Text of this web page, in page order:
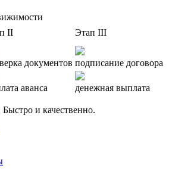
II Этап III
документов подписание договора
аванса денежная выплата
и качественно.